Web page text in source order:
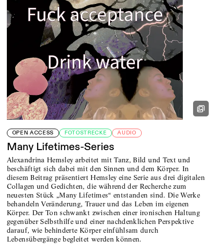
OPEN ACCESS FOTOSTRECKE AUDIO
Many Lifetimes-Series
Alexandrina Hemsley arbeitet mit Tanz, Bild und Text und
beschäftigt sich dabei mit den Sinnen und dem Körper. In
diesem Beitrag präsentiert Hemsley eine Serie aus drei digitalen
Collagen und Gedichten, die während der Recherche zum
neuesten Stück „Many Lifetimes“ entstanden sind. Die Werke
behandeln Veränderung, Trauer und das Leben im eigenen
Körper. Der Ton schwankt zwischen einer ironischen Haltung
gegenüber Selbsthilfe und einer nachdenklichen Perspektive
darauf, wie behinderte Körper einfühlsam durch
Lebensübergänge begleitet werden können.